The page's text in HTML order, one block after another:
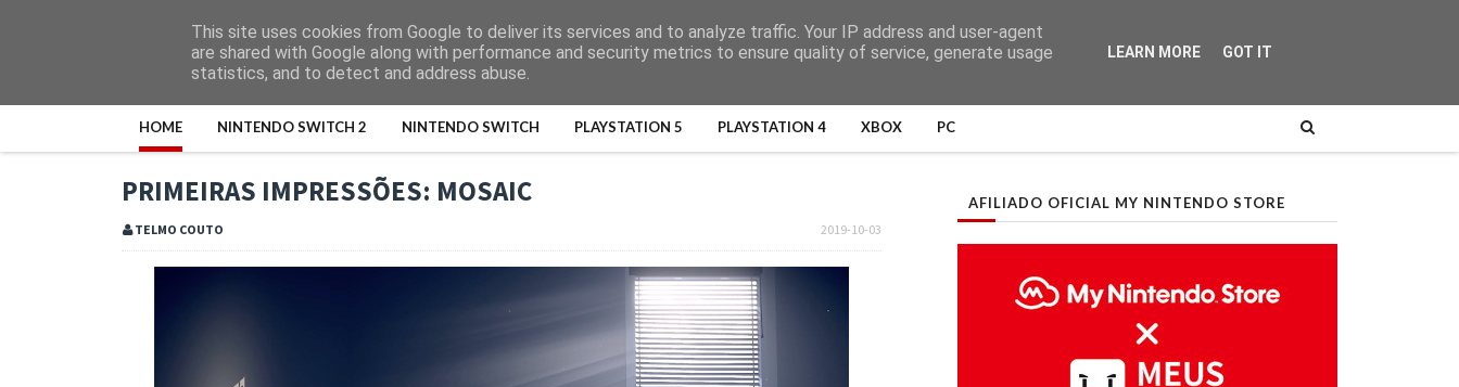
HOME NINTENDO SWITCH 2 NINTENDO SWITCH PLAYSTATION 5 PLAYSTATION 4 XBOX PC
PRIMEIRAS IMPRESSÕES: MOSAIC
2019-10-03
TELMO COUTO
AFILIADO OFICIAL MY NINTENDO STORE
This site uses cookies from Google to deliver its services and to analyze traffic. Your IP address and user-agent
are shared with Google along with performance and security metrics to ensure quality of service, generate usage
statistics, and to detect and address abuse.
LEARN MORE GOT IT